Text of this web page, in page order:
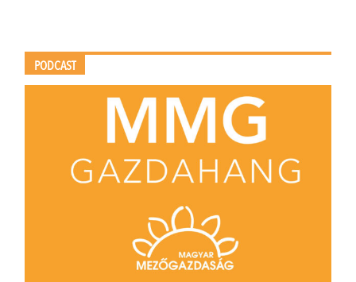
PODCAST